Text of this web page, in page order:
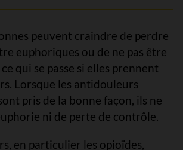
peuvent craindre de perdre
euphoriques ou de ne pas être
qui se passe si elles prennent
Lorsque les antidouleurs
pris de la bonne façon, ils ne
ni de perte de contrôle.
en particulier les opioïdes,